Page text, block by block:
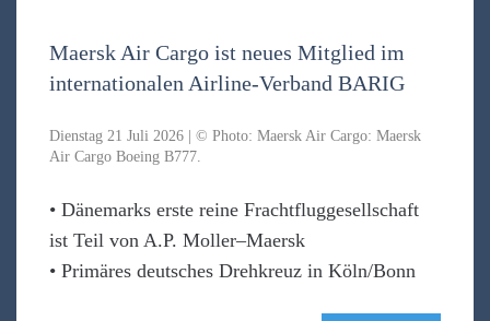
Maersk Air Cargo ist neues Mitglied im
internationalen Airline-Verband BARIG
Dienstag 21 Juli 2026 | © Photo: Maersk Air Cargo: Maersk
Air Cargo Boeing B777.
• Dänemarks erste reine Frachtfluggesellschaft
ist Teil von A.P. Moller–Maersk
• Primäres deutsches Drehkreuz in Köln/Bonn